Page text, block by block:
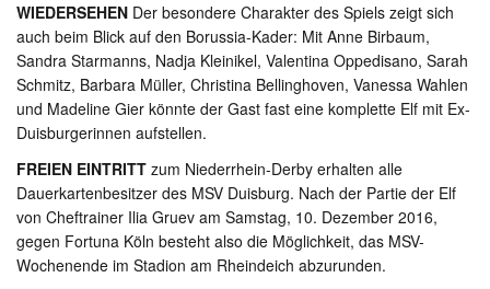
WIEDERSEHEN Der besondere Charakter des Spiels zeigt sich
auch beim Blick auf den Borussia-Kader: Mit Anne Birbaum,
Sandra Starmanns, Nadja Kleinikel, Valentina Oppedisano, Sarah
Schmitz, Barbara Müller, Christina Bellinghoven, Vanessa Wahlen
und Madeline Gier könnte der Gast fast eine komplette Elf mit Ex-
Duisburgerinnen aufstellen.
FREIEN EINTRITT zum Niederrhein-Derby erhalten alle
Dauerkartenbesitzer des MSV Duisburg. Nach der Partie der Elf
von Cheftrainer Ilia Gruev am Samstag, 10. Dezember 2016,
gegen Fortuna Köln besteht also die Möglichkeit, das MSV-
Wochenende im Stadion am Rheindeich abzurunden.